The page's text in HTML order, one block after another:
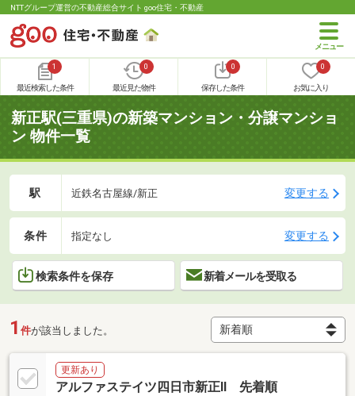
NTTグループ運営の不動産総合サイト goo住宅・不動産
1
最近検索した条件
0
最近見た物件
0
保存した条件
0
お気に入り
新正駅(三重県)の新築マンション・分譲マンショ
ン 物件一覧
駅 近鉄名古屋線/新正 変更する
条件 指定なし 変更する
検索条件を保存 新着メールを受取る
1 件が該当しました。
更新あり
アルファステイツ四日市新正II 先着順